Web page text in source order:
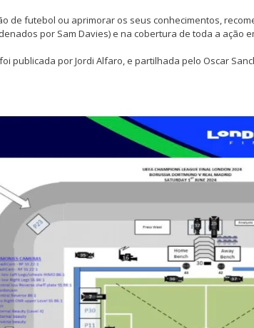
de futebol ou aprimorar os seus conhecimentos,
por Sam Davies) e na cobertura de toda a ação
publicada por Jordi Alfaro, e partilhada pelo Oscar